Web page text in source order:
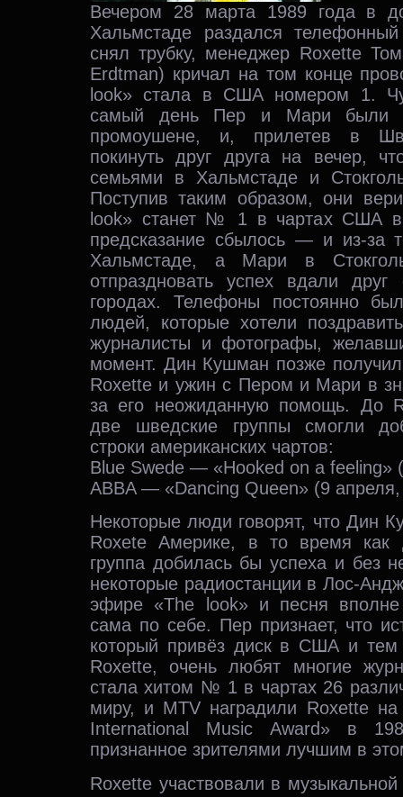
Вечером 28 марта 1989 года в
Хальмстаде раздался
снял трубку, менеджер Roxette
Erdtman) кричал на том конце
look» стала в США номером 1.
самый день Пер и Мари были
промоушене, и, прилетев в
покинуть друг друга на вечер,
семьями в Хальмстаде и
Поступив таким образом, они
look» станет № 1 в чартах США
предсказание сбылось — и из-за
Хальмстаде, а Мари в
отпраздновать успех вдали
городах. Телефоны постоянно
людей, которые хотели
журналисты и фотографы,
момент. Дин Кушман позже получил
Roxette и ужин с Пером и Мари в
за его неожиданную помощь. До
две шведские группы смогли
строки американских чартов:
Blue Swede — «Hooked on a feeling»
ABBA — «Dancing Queen» (9
Некоторые люди говорят, что Дин
Roxete Америке, в то время как
группа добилась бы успеха и без
некоторые радиостанции в Лос-
эфире «The look» и песня вполне
сама по себе. Пер признает, что
который привёз диск в США и тем
Roxette, очень любят многие
стала хитом № 1 в чартах 26
миру, и MTV наградили Roxette
International Music Award» в
признанное зрителями лучшим в
Roxette участвовали в